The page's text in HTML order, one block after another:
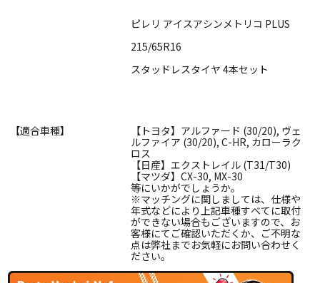
ピレリ アイスアシンメトリコ PLUS
215/65R16
スタッドレスタイヤ 4本セット
【適合車種】
【トヨタ】アルファード (30/20), ヴェ
ルファイア (30/20), C-HR, カローラク
ロス
【日産】エクストレイル (T31/T30)
【マツダ】CX-30, MX-30
等にいかがでしょうか。
※マッチングに関しましては、仕様や
年式などにより上記車種すべてに取付
ができない場合もございますので、お
客様にてご確認いただくか、ご不明な
点は弊社までお気軽にお問い合わせく
ださい。